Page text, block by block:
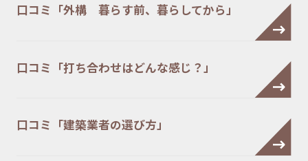
口コミ「外構 暮らす前、暮らしてから」
口コミ「打ち合わせはどんな感じ？」
口コミ「建築業者の選び方」